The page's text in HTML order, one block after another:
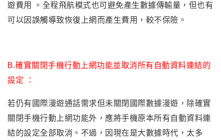
遊費用 。全程飛航模式也可避免產生數據傳輸量，但也有
可以因誤觸導致恢復上網而產生費用，較不保險。
B.確實關閉手機行動上網功能並取消所有自動資料連結的
設定 ：
若仍有國際漫遊通話需求但未關閉國際數據漫遊，除確實
關閉手機行動上網功能外，應將手機原本所有自動資料連
結的設定全部取消。不過，因現在是大數據時代，太多